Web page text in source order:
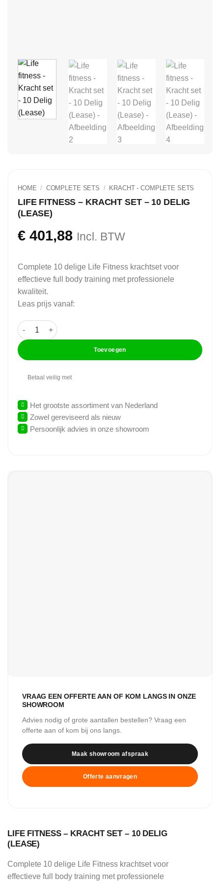
HOME / COMPLETE SETS / ⁠KRACHT - COMPLETE SETS
LIFE FITNESS – KRACHT SET – 10 DELIG
(LEASE)
€401,88 Incl. BTW
Complete 10 delige Life Fitness krachtset voor
effectieve full body training met professionele
kwaliteit.
Leas prijs vanaf:
Life fitness - Kracht set - 10 Delig (Lease) aantal
Toevoegen
Betaal veilig met
Het grootste assortiment van Nederland
Zowel gereviseerd als nieuw
Persoonlijk advies in onze showroom
VRAAG EEN OFFERTE AAN OF KOM LANGS IN ONZE
SHOWROOM
Advies nodig of grote aantallen bestellen? Vraag een
offerte aan of kom bij ons langs.
Maak showroom afspraak
Offerte aanvragen
LIFE FITNESS – KRACHT SET – 10 DELIG
(LEASE)
Complete 10 delige Life Fitness krachtset voor
effectieve full body training met professionele